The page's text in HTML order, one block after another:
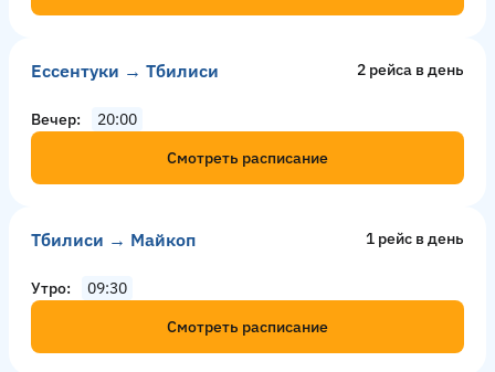
Ессентуки → Тбилиси 2 рейсa в день
Вечер
20:00
Смотреть расписание
Тбилиси → Майкоп 1 рейс в день
Утро
09:30
Смотреть расписание